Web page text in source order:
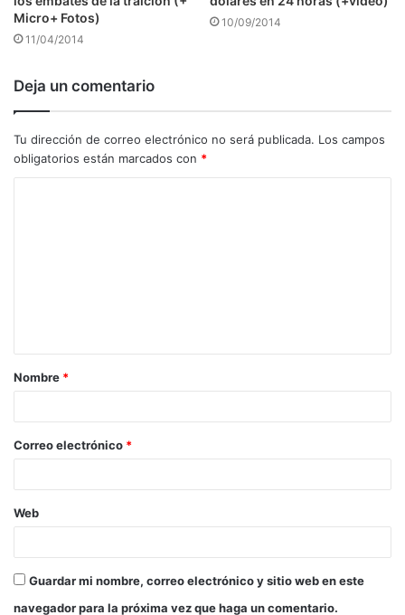
Micro+ Fotos)
11/04/2014
10/09/2014
Deja un comentario
Tu dirección de correo electrónico no será publicada. Los campos
obligatorios están marcados con *
a
r
*
Nombre *
Correo electrónico *
Web
Guardar mi nombre, correo electrónico y sitio web en este
navegador para la próxima vez que haga un comentario.